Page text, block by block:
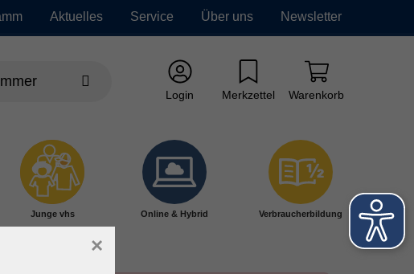
Aktuelles Service Über uns Newsletter
Login Merkzettel Warenkorb
Junge vhs Online & Hybrid Verbraucherbildung
×